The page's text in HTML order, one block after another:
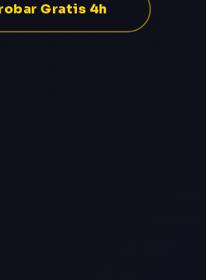
Gratis 4h